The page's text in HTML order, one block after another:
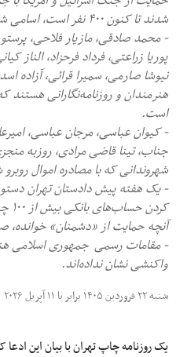
شدند تا کنون ۴۰۰ نفر است، اسامی شماری از این شهروندان را منتشر کرد.
- محمد صادقی، مازیار فلاحی،
پوریا زراعتی، فرداد فرحزاد،
نیوشا صارمی، سمیرا قرائی، آزاده
هنرمندان و روزنامه‌نگارانی
است.
- کیوان عباسی، مرجان عباسی،
جناب، تینا قاضی مرادی، روزبه
شهروندانی که با مصادره اموال
- یک هفته پیش دادستان تهران
آنچه حمایت از «دشمنان» خوانده،
- مقامات رسمی جمهوری اسلامی
واکنشی نشان نداده‌اند.
شنبه ۲۲ فروردین ۱۴۰۵ برابر با ۱۱ آپریل ۲۰۲۶
یک روزنامه چاپ تهران با بیان این